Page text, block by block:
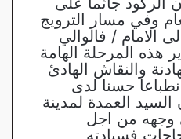
وفي مسار الترويج
الامام / فالوالي
هذه المرحلة الهامة
والنقاش الهادئ
حسنا لدى
السيد العمدة لمدينة
وجهه من اجل
فسيادته